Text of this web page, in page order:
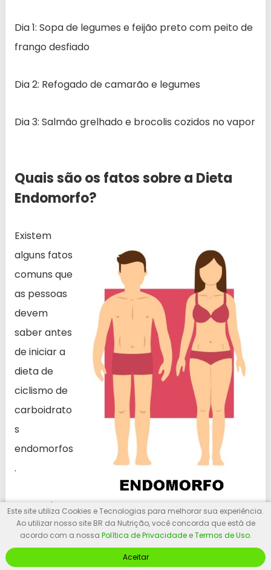
Dia 1: Sopa de legumes e feijão preto com peito de
frango desfiado
Dia 2: Refogado de camarão e legumes
Dia 3: Salmão grelhado e brocolis cozidos no vapor
Quais são os fatos sobre a Dieta
Endomorfo?
Existem
alguns fatos
comuns que
as pessoas
devem
saber antes
de iniciar a
dieta de
ciclismo de
carboidrato
s
endomorfos
.
Baixo
teor de gordura saturada e colesterol: A dieta
endomorfo é pobre em gordura saturada e
colesterol. Mesmo os comedores
Este site utiliza Cookies e Tecnologias para melhorar sua experiência.
Ao utilizar nosso site BR da Nutrição, você concorda que está de
acordo com a nossa Política de PrivacidadeeTermos de Uso.
Aceitar